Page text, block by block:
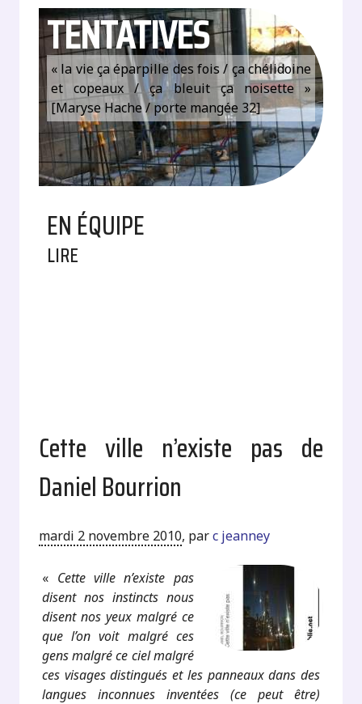
TENTATIVES
« la vie ça éparpille des fois / ça chélidoine
et copeaux / ça bleuit ça noisette »
[Maryse Hache / porte mangée 32]
EN ÉQUIPE
LIRE
Cette ville n’existe pas de
Daniel Bourrion
mardi 2 novembre 2010, parc jeanney
« Cette ville n’existe pas
disent nos instincts nous
disent nos yeux malgré ce
que l’on voit malgré ces
gens malgré ce ciel malgré
ces visages distingués et les panneaux dans des
langues inconnues inventées (ce peut être)